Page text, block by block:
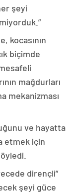
şeyi
kocasının
biçimde
mağdurları
mekanizması
ve hayatta
etmek için
dirençli”
şeyi güce